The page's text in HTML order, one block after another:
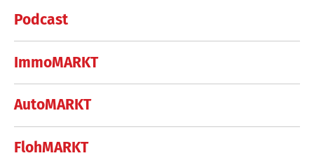
Podcast
ImmoMARKT
AutoMARKT
FlohMARKT